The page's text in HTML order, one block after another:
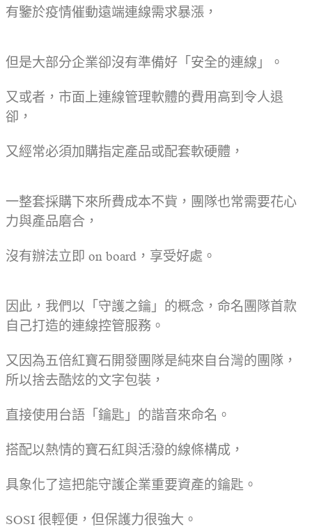
有鑒於疫情催動遠端連線需求暴漲，
但是大部分企業卻沒有準備好「安全的連線」。
又或者，市面上連線管理軟體的費用高到令人退
卻，
又經常必須加購指定產品或配套軟硬體，
一整套採購下來所費成本不貲，團隊也常需要花心
力與產品磨合，
沒有辦法立即 on board，享受好處。
因此，我們以「守護之鑰」的概念，命名團隊首款
自己打造的連線控管服務。
又因為五倍紅寶石開發團隊是純來自台灣的團隊，
所以捨去酷炫的文字包裝，
直接使用台語「鑰匙」的諧音來命名。
搭配以熱情的寶石紅與活潑的線條構成，
具象化了這把能守護企業重要資產的鑰匙。
SOSI 很輕便，但保護力很強大。